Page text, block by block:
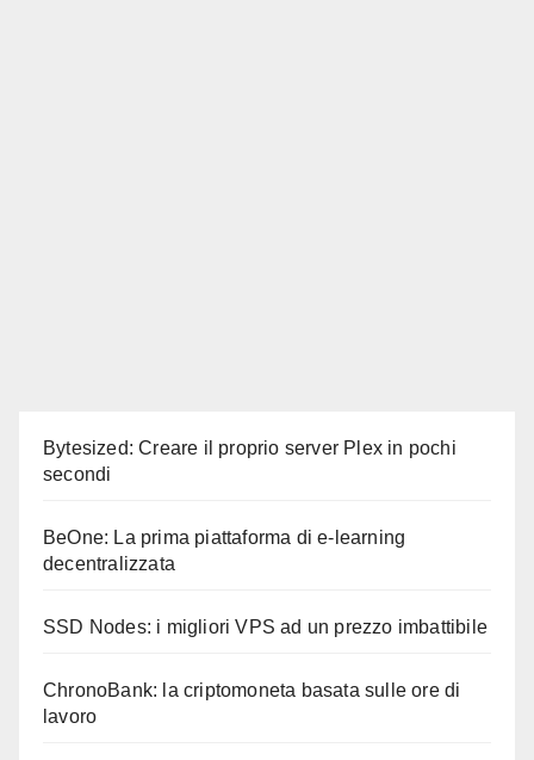
Bytesized: Creare il proprio server Plex in pochi
secondi
BeOne: La prima piattaforma di e-learning
decentralizzata
SSD Nodes: i migliori VPS ad un prezzo imbattibile
ChronoBank: la criptomoneta basata sulle ore di
lavoro